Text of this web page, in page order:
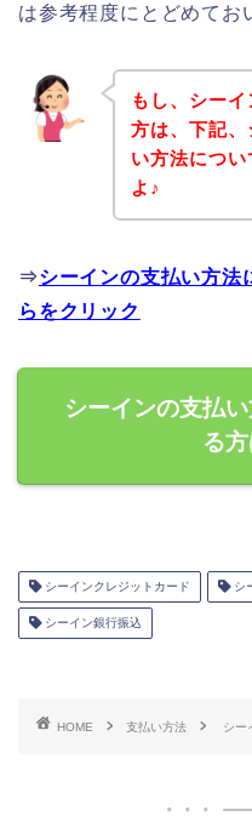
は参考程度にとどめてお
もし、シー
方は、下記
い方法につ
よ♪
⇒シーインの支払い方法
らをクリック
シーインの支払
る
シーインクレジットカード シ
シーイン銀行振込
HOME 支払い方法 シー